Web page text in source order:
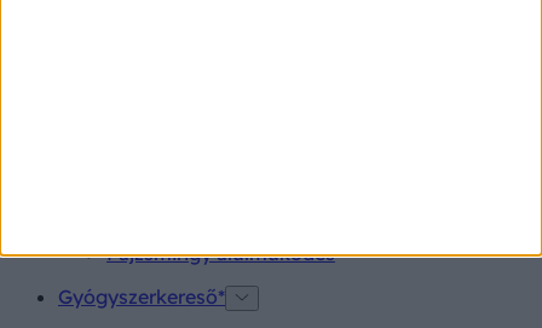
Pajzsmirigy alulműködés
Gyógyszerkereső*